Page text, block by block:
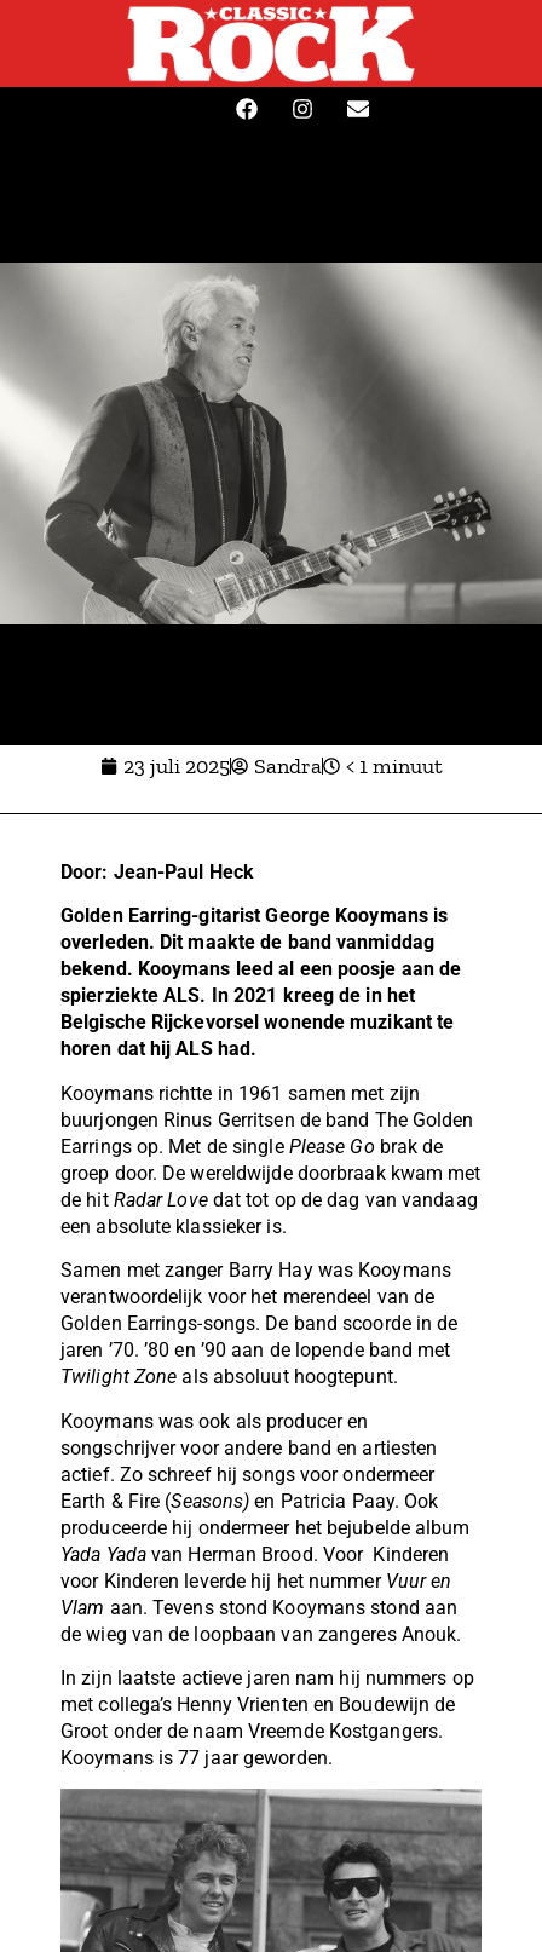
23 juli 2025 Sandra < 1 minuut
Door: Jean-Paul Heck
Golden Earring-gitarist George Kooymans is
overleden. Dit maakte de band vanmiddag
bekend. Kooymans leed al een poosje aan de
spierziekte ALS. In 2021 kreeg de in het
Belgische Rijckevorsel wonende muzikant te
horen dat hij ALS had.
Kooymans richtte in 1961 samen met zijn
buurjongen Rinus Gerritsen de band The Golden
Earrings op. Met de single Please Go brak de
groep door. De wereldwijde doorbraak kwam met
de hit Radar Lovedat tot op de dag van vandaag
een absolute klassieker is.
Samen met zanger Barry Hay was Kooymans
verantwoordelijk voor het merendeel van de
Golden Earrings-songs. De band scoorde in de
jaren ’70. ’80 en ’90 aan de lopende band met
Twilight Zone als absoluut hoogtepunt.
Kooymans was ook als producer en
songschrijver voor andere band en artiesten
actief. Zo schreef hij songs voor ondermeer
Earth & Fire (Seasons) en Patricia Paay. Ook
produceerde hij ondermeer het bejubelde album
Yada Yadavan Herman Brood. Voor Kinderen
voor Kinderen leverde hij het nummer Vuur en
Vlam aan. Tevens stond Kooymans stond aan
de wieg van de loopbaan van zangeres Anouk.
In zijn laatste actieve jaren nam hij nummers op
met collega’s Henny Vrienten en Boudewijn de
Groot onder de naam Vreemde Kostgangers.
Kooymans is 77 jaar geworden.